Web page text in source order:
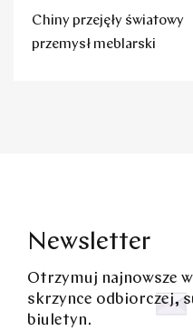
Chiny przejęły światowy
przemysł meblarski
Newsletter
Otrzymuj najnowsze
skrzynce odbiorczej,
biuletyn.